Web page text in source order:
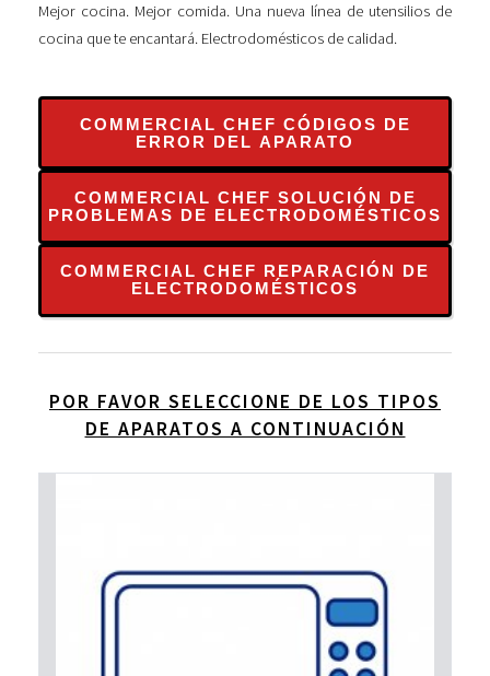
Mejor cocina. Mejor comida. Una nueva línea de utensilios de
cocina que te encantará. Electrodomésticos de calidad.
COMMERCIAL CHEF CÓDIGOS DE
ERROR DEL APARATO
COMMERCIAL CHEF SOLUCIÓN DE
PROBLEMAS DE ELECTRODOMÉSTICOS
COMMERCIAL CHEF REPARACIÓN DE
ELECTRODOMÉSTICOS
POR FAVOR SELECCIONE DE LOS TIPOS
DE APARATOS A CONTINUACIÓN